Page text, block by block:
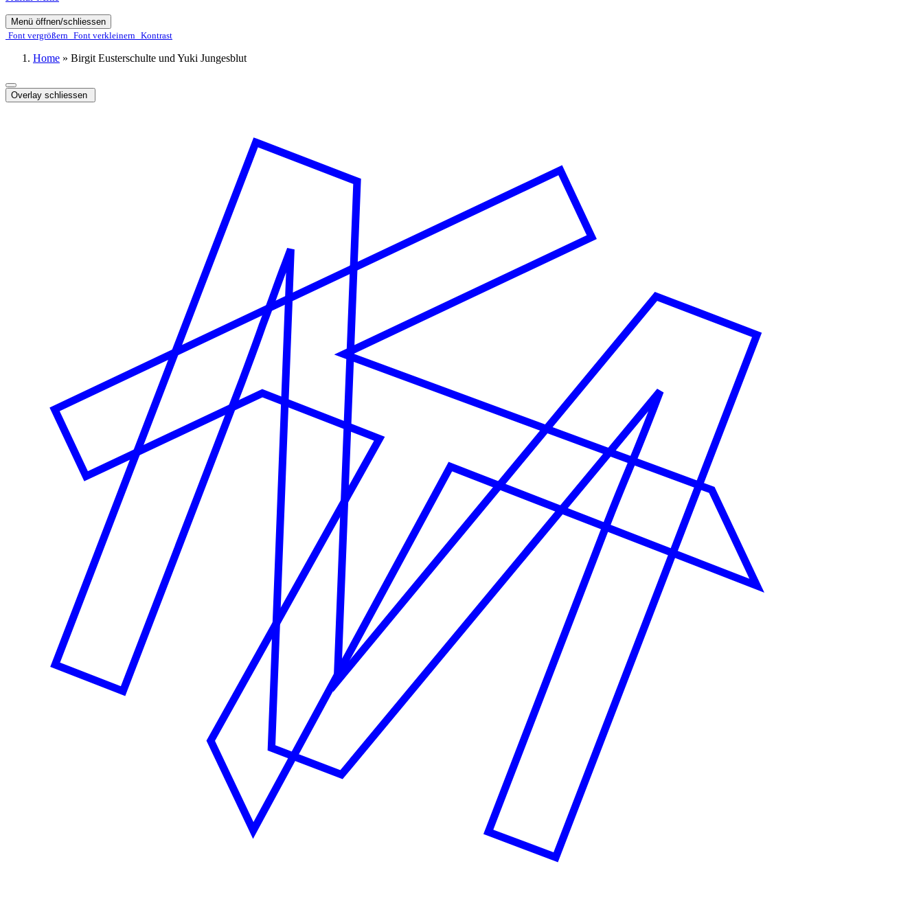
Menü öffnen/schliessen
Font ver­­größern Font ver­­kleinern Kontrast
Home » Birgit Eusterschulte und Yuki Jungesblut
Overlay schliessen